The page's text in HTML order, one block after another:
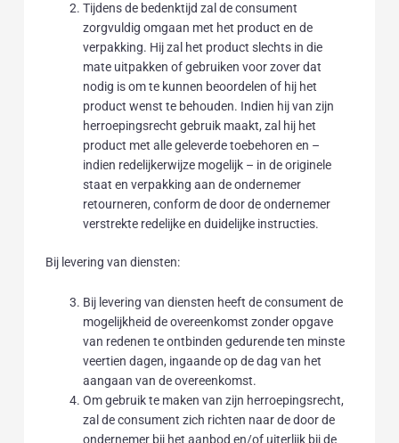
Tijdens de bedenktijd zal de consument
zorgvuldig omgaan met het product en de
verpakking. Hij zal het product slechts in die
mate uitpakken of gebruiken voor zover dat
nodig is om te kunnen beoordelen of hij het
product wenst te behouden. Indien hij van zijn
herroepingsrecht gebruik maakt, zal hij het
product met alle geleverde toebehoren en –
indien redelijkerwijze mogelijk – in de originele
staat en verpakking aan de ondernemer
retourneren, conform de door de ondernemer
verstrekte redelijke en duidelijke instructies.
Bij levering van diensten:
Bij levering van diensten heeft de consument de
mogelijkheid de overeenkomst zonder opgave
van redenen te ontbinden gedurende ten minste
veertien dagen, ingaande op de dag van het
aangaan van de overeenkomst.
Om gebruik te maken van zijn herroepingsrecht,
zal de consument zich richten naar de door de
ondernemer bij het aanbod en/of uiterlijk bij de